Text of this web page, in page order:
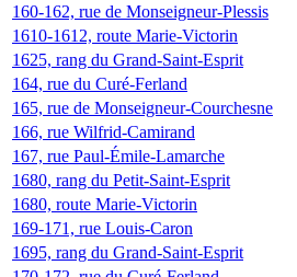
160-162, rue de Monseigneur-Plessis
1610-1612, route Marie-Victorin
1625, rang du Grand-Saint-Esprit
164, rue du Curé-Ferland
165, rue de Monseigneur-Courchesne
166, rue Wilfrid-Camirand
167, rue Paul-Émile-Lamarche
1680, rang du Petit-Saint-Esprit
1680, route Marie-Victorin
169-171, rue Louis-Caron
1695, rang du Grand-Saint-Esprit